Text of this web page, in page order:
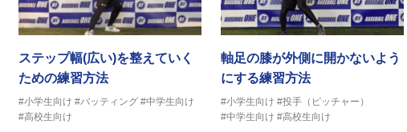
ステップ幅(広い)を整えていく
ための練習方法
#小学生向け #バッティング #中学生向け
#高校生向け
軸足の膝が外側に開かないよう
にする練習方法
#小学生向け #投手（ピッチャー）
#中学生向け #高校生向け